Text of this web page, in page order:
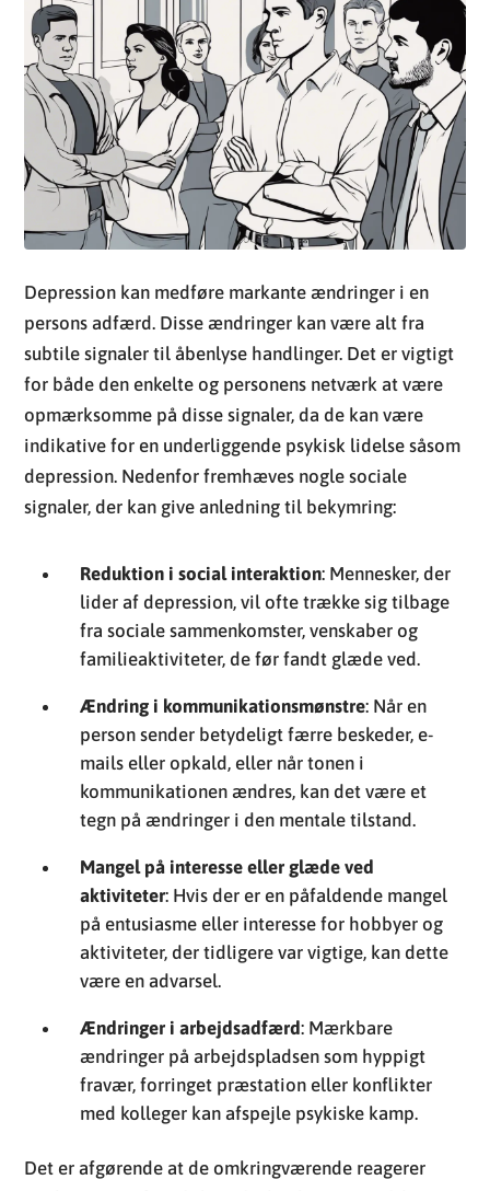
Depression kan medføre markante ændringer i en
persons adfærd. Disse ændringer kan være alt fra
subtile signaler til åbenlyse handlinger. Det er vigtigt
for både den enkelte og personens netværk at være
indikative for en underliggende psykisk lidelse såsom
depression. Nedenfor fremhæves nogle sociale
signaler, der kan give anledning til bekymring:
Reduktion i social interaktion
lider af depression, vil ofte trække sig tilbage
fra sociale sammenkomster, venskaber og
familieaktiviteter, de før fandt glæde ved.
Ændring i kommunikationsmønstre
: Når en
person sender betydeligt færre beskeder, e-
mails eller opkald, eller når tonen i
kommunikationen ændres, kan det være et
tegn på ændringer i den mentale tilstand.
Mangel på interesse eller glæde ved
aktiviteter
: Hvis der er en påfaldende mangel
på entusiasme eller interesse for hobbyer og
aktiviteter, der tidligere var vigtige, kan dette
være en advarsel.
Ændringer i arbejdsadfærd : Mærkbare
ændringer på arbejdspladsen som hyppigt
fravær, forringet præstation eller konflikter
med kolleger kan afspejle psykiske kamp.
Det er afgørende at de omkringværende reagerer
med støtte og forståelse, når de observerer sådanne
ændringer. En tidlig intervention kan gøre en stor
forskel i behandlingsforløbet og personens
tøve med at søge rådgivning eller støtte fra fagfolk,